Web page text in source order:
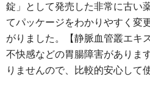
錠」として発売した非常に古い
てパッケージをわかりやすく変
がりました。【静脈血管叢エキ
不快感などの胃腸障害がありま
りませんので、比較的安心して